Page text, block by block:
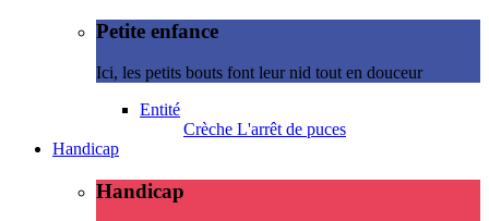
Petite enfance
Ici, les petits bouts font leur nid tout en douceur
Entité
Crèche L'arrêt de puces
Handicap
Handicap